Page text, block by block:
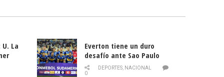
La
Everton tiene un duro
desafío ante Sao Paulo
DEPORTES, NACIONAL
0